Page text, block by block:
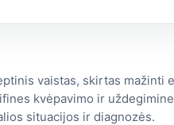
vaistas, skirtas mažinti
kvėpavimo ir
situacijos ir diagnozės.